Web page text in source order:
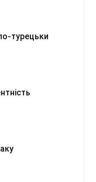
турецьки